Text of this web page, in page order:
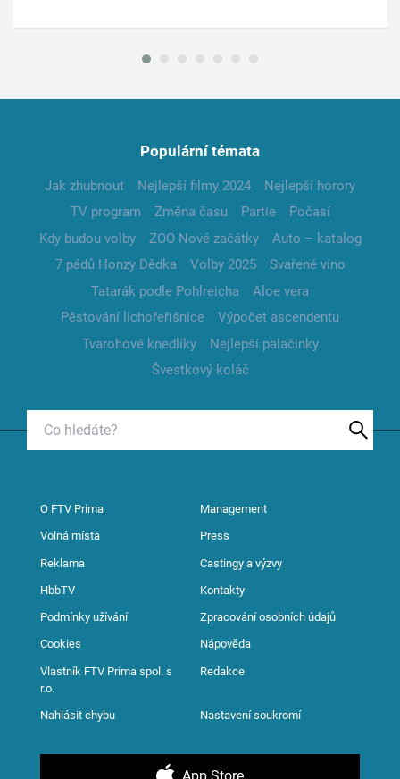
Populární témata
Jak zhubnout Nejlepší filmy 2024
Nejlepší horory
TV program
Změna času Partie
Počasí
Kdy budou volby
ZOO Nové začátky
Auto – katalog
7 pádů Honzy Dědka
Volby 2025
Svařené víno
Tatarák podle Pohlreicha
Aloe vera
Pěstování lichořeřišnice
Výpočet ascendentu
Tvarohové knedlíky
Nejlepší palačinky
Švestkový koláč
O FTV Prima Management
Volná místa Press
Reklama Castingy a výzvy
HbbTV Kontakty
Podmínky užívání Zpracování osobních údajů
Cookies Nápověda
Vlastník FTV Prima spol. s
r.o.
Redakce
Nahlásit chybu Nastavení soukromí
App Store